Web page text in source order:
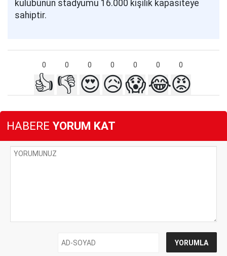
kulübünün stadyumu 16.000 kişilik kapasiteye
sahiptir.
0 0 0 0 0 0 0
👍 👎 😍😥😱😂😡
HABERE YORUM KAT